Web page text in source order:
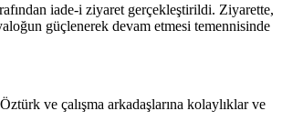
iade-i ziyaret gerçekleştirildi. Ziyarette,
güçlenerek devam etmesi temennisinde
ve çalışma arkadaşlarına kolaylıklar ve